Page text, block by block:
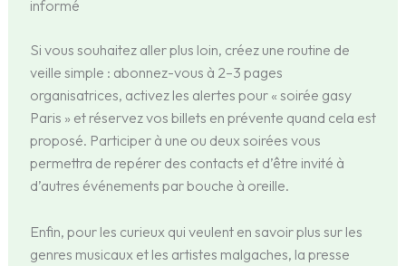
informé
Si vous souhaitez aller plus loin, créez une routine de
veille simple : abonnez-vous à 2–3 pages
organisatrices, activez les alertes pour « soirée gasy
Paris » et réservez vos billets en prévente quand cela est
proposé. Participer à une ou deux soirées vous
permettra de repérer des contacts et d’être invité à
d’autres événements par bouche à oreille.
Enfin, pour les curieux qui veulent en savoir plus sur les
genres musicaux et les artistes malgaches, la presse